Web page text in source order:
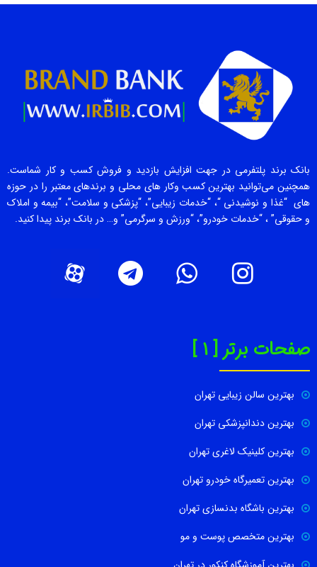
بانک برند پلتفرمی در جهت افزایش بازدید و فروش کسب و کار شماست.
همچنین می‌توانید بهترین کسب وکار های محلی و برندهای معتبر را در حوزه
های “غذا و نوشیدنی “، “خدمات زیبایی”، “پزشکی و سلامت”، “بیمه و املاک
و حقوقی” ، “خدمات خودرو”، “ورزش و سرگرمی” و… در بانک برند پیدا کنید.
صفحات برتر [ 1 ]
بهترین سالن زیبایی تهران
بهترین دندانپزشکی تهران
بهترین کلینیک لاغری تهران
بهترین تعمیرگاه خودرو تهران
بهترین باشگاه بدنسازی تهران
بهترین متخصص پوست و مو